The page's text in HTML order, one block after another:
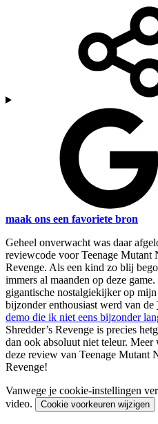
maak ons een favoriete bron
Geheel onverwacht was daar
reviewcode voor Teenage Mutant
Revenge. Als een kind zo blij
immers al maanden op deze
gigantische nostalgiekijker op
bijzonder enthousiast werd van de
demo die ik niet eens bijzonder
Shredder’s Revenge is precies
dan ook absoluut niet teleur. Meer
deze review van Teenage Mutant
Revenge!
Vanwege je cookie-instellingen
video.
Cookie voorkeuren wijzigen